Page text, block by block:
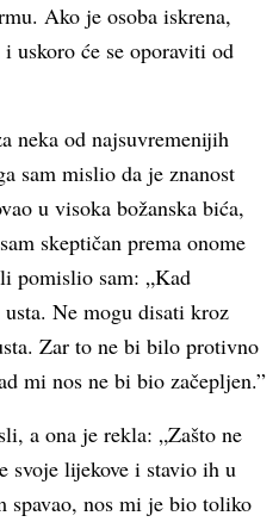
Ako je osoba iskrena,
uskoro će se oporaviti od
neka od najsuvremenijih
sam mislio da je znanost
u visoka božanska bića,
skeptičan prema onome
pomislio sam: „Kad
Ne mogu disati kroz
Zar to ne bi bilo protivno
mi nos ne bi bio začepljen.”
a ona je rekla: „Zašto ne
svoje lijekove i stavio ih u
spavao, nos mi je bio toliko